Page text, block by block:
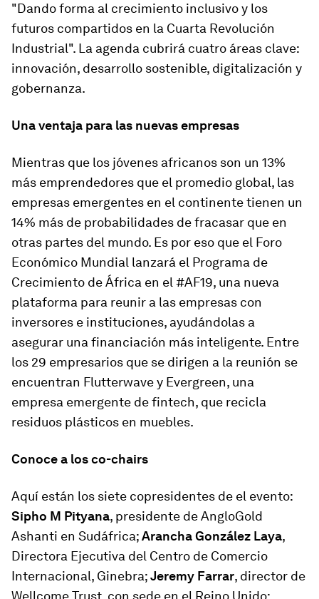
"Dando forma al crecimiento inclusivo y los
futuros compartidos en la Cuarta Revolución
Industrial". La agenda cubrirá cuatro áreas clave:
innovación, desarrollo sostenible, digitalización y
gobernanza.
Una ventaja para las nuevas empresas
Mientras que los jóvenes africanos son un 13%
más emprendedores que el promedio global, las
empresas emergentes en el continente tienen un
14% más de probabilidades de fracasar que en
otras partes del mundo. Es por eso que el Foro
Económico Mundial lanzará el Programa de
Crecimiento de África en el #AF19, una nueva
plataforma para reunir a las empresas con
inversores e instituciones, ayudándolas a
asegurar una financiación más inteligente. Entre
los 29 empresarios que se dirigen a la reunión se
encuentran Flutterwave y Evergreen, una
empresa emergente de fintech, que recicla
residuos plásticos en muebles.
Conoce a los co-chairs
Aquí están los siete copresidentes de el evento:
Sipho M Pityana, presidente de AngloGold
Ashanti en Sudáfrica;Arancha González Laya,
Directora Ejecutiva del Centro de Comercio
Internacional, Ginebra;Jeremy Farrar, director de
Wellcome Trust, con sede en el Reino Unido;